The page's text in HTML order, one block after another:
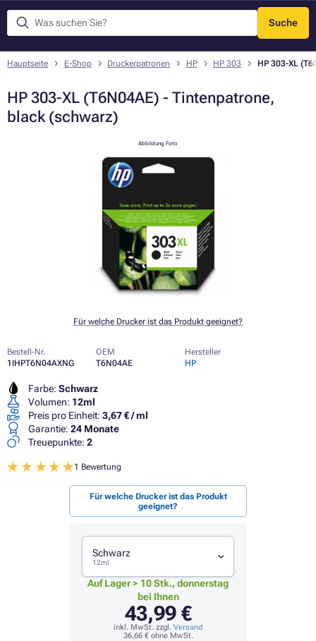
Suche
Menü
Hauptseite E-Shop Druckerpatronen HP HP 303 HP 303-XL
HP 303-XL (T6N04AE) - Tintenpatrone,
black (schwarz)
Abbildung Foto
Für welche Drucker ist das Produkt geeignet?
Bestell-Nr.
1IHPT6N04AXNG
OEM
T6N04AE
Hersteller
HP
Farbe: Schwarz
Volumen: 12ml
Preis pro Einheit: 3,67 € / ml
Garantie: 24 Monate
Treuepunkte: 2
1 Bewertung
Für welche Drucker ist das Produkt
geeignet?
Schwarz
12ml
Auf Lager > 10 Stk., donnerstag
bei Ihnen
43,99 €
inkl. MwSt. zzgl. Versand
36,66 €ohne MwSt.